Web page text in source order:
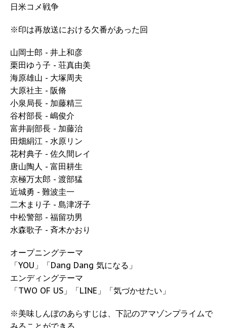
日米コメ戦争
※印は再放送における欠番があった回
山岡士郎 - 井上和彦
栗田ゆう子 - 荘真由美
海原雄山 - 大塚周夫
大原社主 - 阪脩
小泉局長 - 加藤精三
谷村部長 - 嶋俊介
富井副部長 - 加藤治
田畑絹江 - 水原リン
花村典子 - 佐久間レイ
唐山陶人 - 富田耕生
京極万太郎 - 渡部猛
近城勇 - 難波圭一
二木まり子 - 島津冴子
中松警部 - 福留功男
水森歌子 - 斉木かおり
オープニングテーマ
「YOU」「Dang Dang 気になる」
エンディングテーマ
「TWO OF US」「LINE」「気づかせたい」
※美味しんぼのあらすじは、下記のアマゾンプライムで